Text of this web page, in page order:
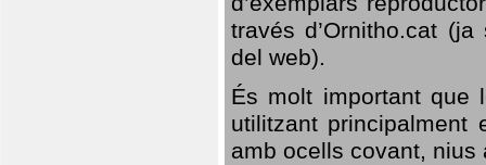
través d’Ornitho.cat
del web).
És molt important que
utilitzant
amb ocells covant,